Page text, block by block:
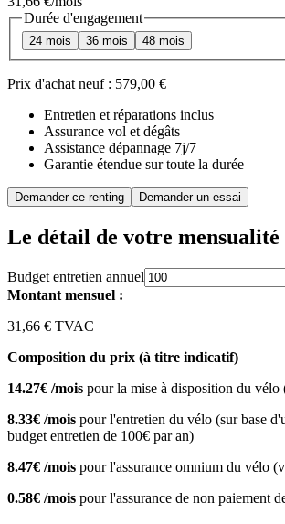
Durée d'engagement
24 mois 36 mois 48 mois
Prix d'achat neuf : 579,00 €
Entretien et réparations inclus
Assurance vol et dégâts
Assistance dépannage 7j/7
Garantie étendue sur toute la durée
Demander ce renting Demander un essai
Le détail de votre mensualité
Budget entretien annuel
Montant mensuel :
31,66 € TVAC
Composition du prix (à titre indicatif)
14.27€ /mois pour la mise à disposition du vélo
8.33€ /mois pour l'entretien du vélo (sur base
budget entretien de 100€ par an)
8.47€ /mois pour l'assurance omnium du vélo
0.58€ /mois pour l'assurance de non paiement